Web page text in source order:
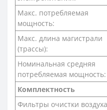
Макс. потребляемая
мощность:
Макс. длина магистрали
(трассы):
Номинальная средняя
потребляемая мощность:
Комплектность
Фильтры очистки